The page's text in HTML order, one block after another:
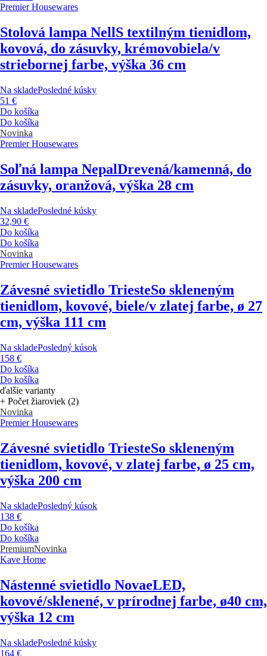
Premier Housewares
Stolová lampa NellS textilným tienidlom,
kovová, do zásuvky, krémovobiela/v
striebornej farbe, výška 36 cm
Na skladePosledné kúsky
51 €
Do košíka
Do košíka
Novinka
Premier Housewares
Soľná lampa NepalDrevená/kamenná, do
zásuvky, oranžová, výška 28 cm
Na skladePosledné kúsky
32,90 €
Do košíka
Do košíka
Novinka
Premier Housewares
Závesné svietidlo TriesteSo skleneným
tienidlom, kovové, biele/v zlatej farbe, ø 27
cm, výška 111 cm
Na skladePosledný kúsok
158 €
Do košíka
Do košíka
ďalšie varianty
+ Počet žiaroviek (2)
Novinka
Premier Housewares
Závesné svietidlo TriesteSo skleneným
tienidlom, kovové, v zlatej farbe, ø 25 cm,
výška 200 cm
Na skladePosledný kúsok
138 €
Do košíka
Do košíka
PremiumNovinka
Kave Home
Nástenné svietidlo NovaeLED,
kovové/sklenené, v prírodnej farbe, ø40 cm,
výška 12 cm
Na skladePosledné kúsky
164 €